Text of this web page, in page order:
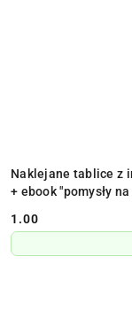
Naklejane tablice z
+ ebook "pomysły
Cena:
1.00